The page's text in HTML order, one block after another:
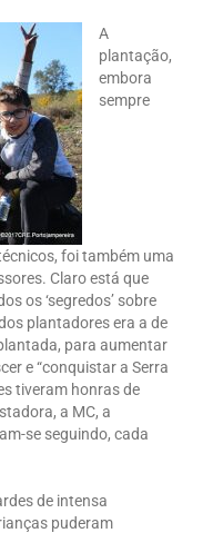
A
plantação,
embora
sempre
foi também uma
Claro está que
os ‘segredos’ sobre
plantadores era a de
para aumentar
e “conquistar a Serra
tiveram honras de
a MC, a
se seguindo, cada
de intensa
puderam